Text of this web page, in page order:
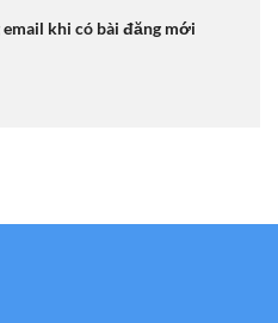
khi có bài đăng mới